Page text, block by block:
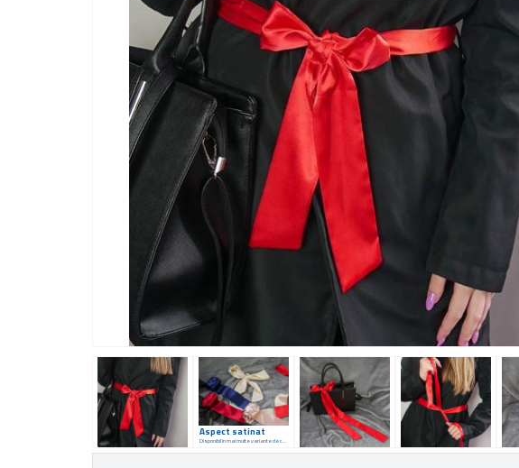
Aspect satinat
Disponibil în mai multe variante de culoare